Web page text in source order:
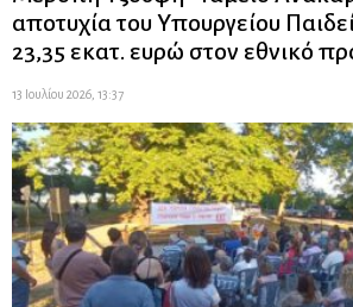
αποτυχία του Υπουργείου
23,35 εκατ. ευρώ στον εθνικό
13 Ιουλίου 2026, 13:37